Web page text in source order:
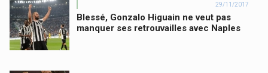
29/11/2017
Blessé, Gonzalo Higuain ne veut pas
manquer ses retrouvailles avec Naples